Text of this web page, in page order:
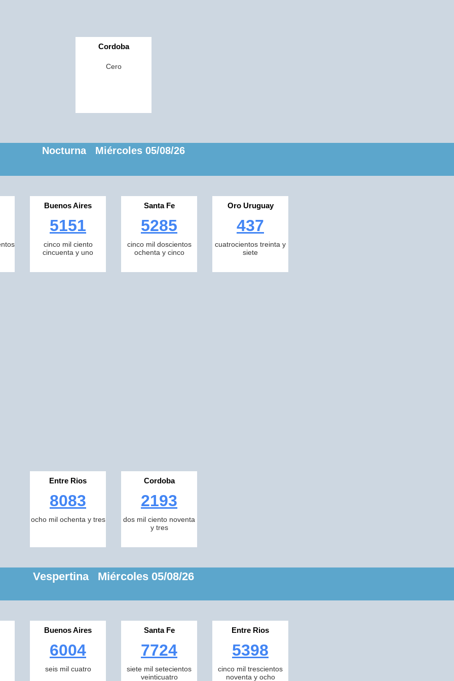
Cordoba
Cero
Nocturna Miércoles 05/08/26
Buenos Aires
5151
cinco mil ciento
cincuenta y uno
Santa Fe
5285
cinco mil doscientos
ochenta y cinco
Oro Uruguay
437
cuatrocientos treinta y
siete
Entre Rios
8083
ocho mil ochenta y tres
Cordoba
2193
dos mil ciento noventa
y tres
Vespertina Miércoles 05/08/26
Buenos Aires
6004
seis mil cuatro
Santa Fe
7724
siete mil setecientos
veinticuatro
Entre Rios
5398
cinco mil trescientos
noventa y ocho